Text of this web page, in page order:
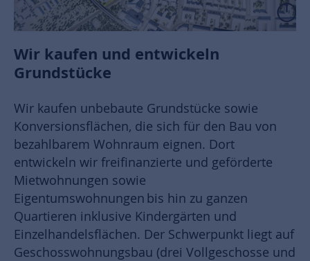
Wir kaufen und entwickeln
Grundstücke
Wir kaufen unbebaute Grundstücke sowie
Konversionsflächen, die sich für den Bau von
bezahlbarem Wohnraum eignen. Dort
entwickeln wir freifinanzierte und geförderte
Mietwohnungen sowie
Eigentumswohnungen bis hin zu ganzen
Quartieren inklusive Kindergärten und
Einzelhandelsflächen. Der Schwerpunkt liegt auf
Geschosswohnungsbau (drei Vollgeschosse und